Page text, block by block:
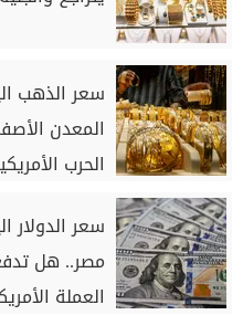
سعر الذهب
المعدن
الحرب
مصر.. هل تدفع
العملة